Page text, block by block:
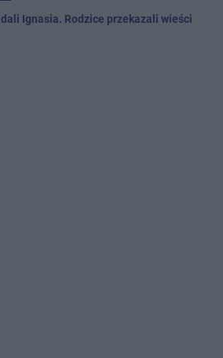
Ignasia. Rodzice przekazali wieści